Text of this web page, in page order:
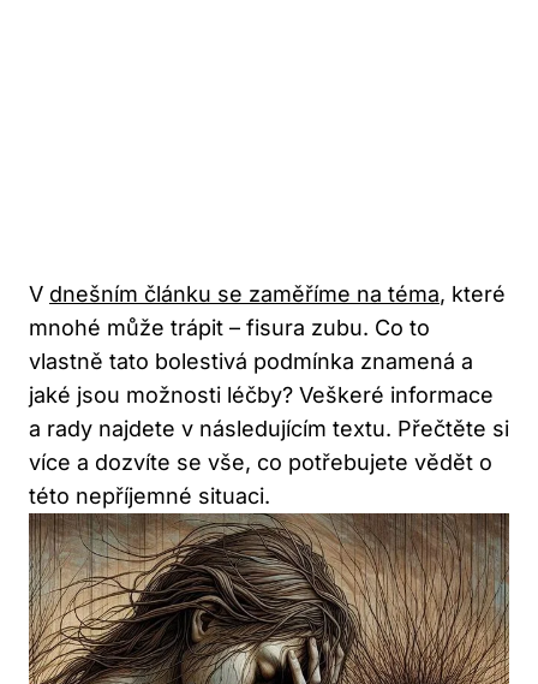
V dnešním článku se zaměříme na téma, které
mnohé může trápit – fisura zubu. Co to
vlastně tato bolestivá podmínka znamená a
jaké jsou možnosti léčby? Veškeré informace
a rady najdete v následujícím textu. Přečtěte si
více a dozvíte se vše, co potřebujete vědět o
této nepříjemné situaci.